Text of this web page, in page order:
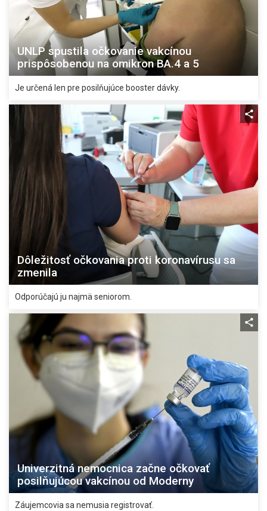
UNLP spustila očkovanie vakcínou
prispôsobenou na omikron BA.4 a 5
Je určená len pre posilňujúce booster dávky.
Dôležitosť očkovania proti koronavírusu sa
zmenila
Odporúčajú ju najmä seniorom.
Univerzitná nemocnica začne očkovať
posilňujúcou vakcínou od Moderny
Záujemcovia sa nemusia registrovať.